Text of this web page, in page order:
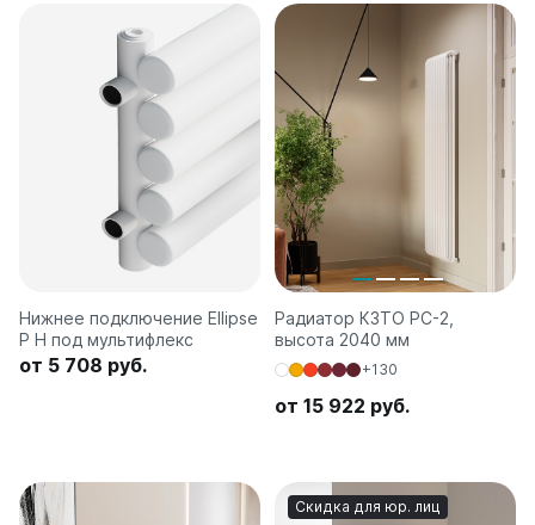
Нижнее подключение Ellipse
P H под мультифлекс
от 5 708 руб.
Радиатор КЗТО РС-2,
высота 2040 мм
+130
от 15 922 руб.
Скидка для юр. лиц